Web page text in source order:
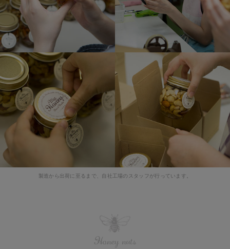
製造から出荷に至るまで、自社工場のスタッフが行っています。
Honey nuts